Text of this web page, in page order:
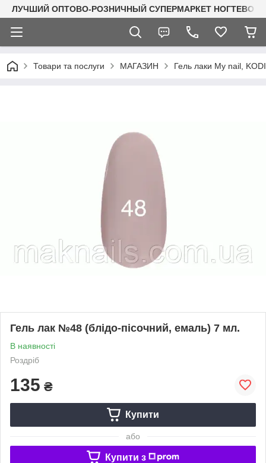
ЛУЧШИЙ ОПТОВО-РОЗНИЧНЫЙ СУПЕРМАРКЕТ
Товари та послуги МАГАЗИН Гель лаки My nail,
Гель лак №48 (блідо-пісочний, емаль) 7 мл.
В наявності
Роздріб
135 ₴
Купити
або
Купити з